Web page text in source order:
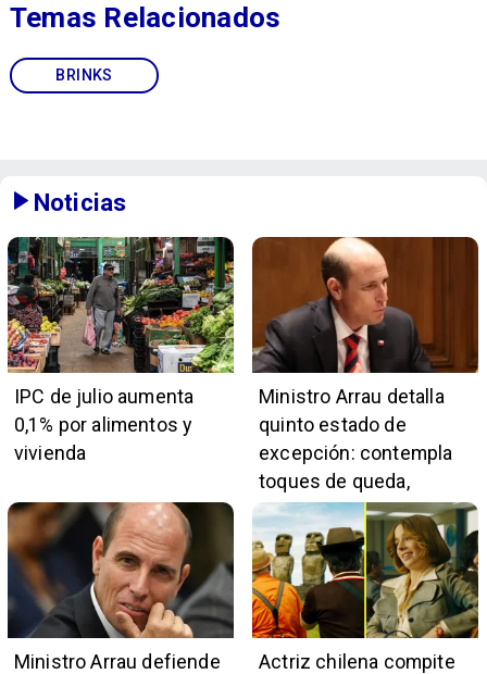
BRINKS
Temas Relacionados
Noticias
IPC de julio aumenta
0,1% por alimentos y
vivienda
Ministro Arrau detalla
quinto estado de
excepción: contempla
toques de queda,
restricciones y
escuchas telefónicas
en zonas críticas
Ministro Arrau defiende
Actriz chilena compite